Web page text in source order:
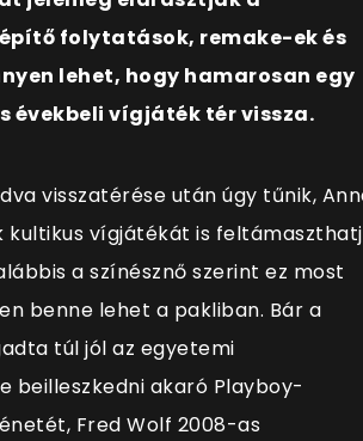
folytatások, remake-ek és
lehet, hogy hamarosan egy
évekbeli vígjáték tér vissza.
visszatérése után úgy tűnik,
kultikus vígjátékát is
a színésznő szerint ez most
benne lehet a pakliban. Bár a
túl jól az egyetemi
beilleszkedni akaró Playboy-
Fred Wolf 2008-as